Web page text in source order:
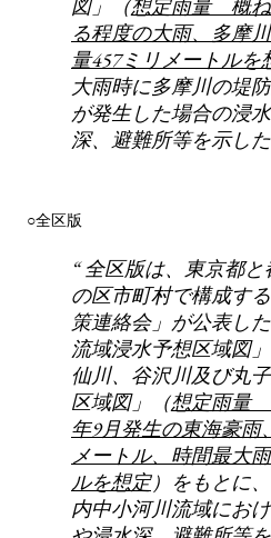
図」（想定雨量 概ね
る程度の大雨、多摩
量457ミリメートルを
大雨時に多摩川の堤
が発生した場合の浸
深、避難所等を示した
○全区版
全区版は、東京都と
の区市町村で構成す
策連絡会」が公表し
流域浸水予想区域図
仙川、谷沢川及び丸
区域図」（想定雨量
年9月発生の東海豪雨
メートル、時間最大
ルを想定）をもとに
内中小河川流域にお